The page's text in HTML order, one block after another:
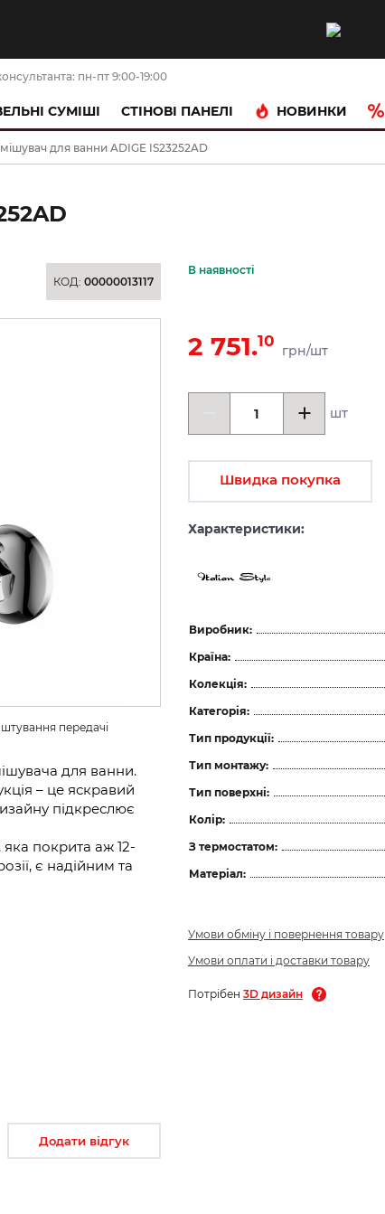
пн-пт 9:00-19:00
СУМІШІ CТІНОВІ ПАНЕЛІ НОВИНКИ
для ванни ADIGE IS23252AD
КОД: 00000013117
передачі
для ванни.
– це яскравий
підкреслює
яка покрита аж 12-
є надійним та
В наявності
2 751.10
грн/шт
шт
Швидка покупка
Характеристики:
Виробник:
Країна:
Колекція:
Категорія:
Тип продукції:
Тип монтажу:
Тип поверхні:
Колір:
З термостатом:
Матеріал:
Умови обміну і повернення товару
Умови оплати і доставки товару
Потрібен 3D дизайн
Додати відгук